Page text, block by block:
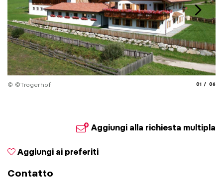
© ©Trogerhof 01 06
Aggiungi alla richiesta multipla
Aggiungi ai preferiti
Contatto